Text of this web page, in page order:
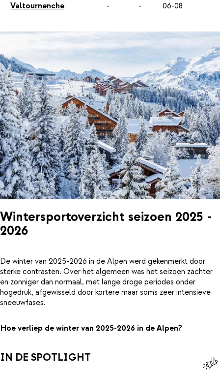
Valtournenche
- - 06-08
Wintersportoverzicht seizoen 2025 -
2026
De winter van 2025-2026 in de Alpen werd gekenmerkt door
sterke contrasten. Over het algemeen was het seizoen zachter
en zonniger dan normaal, met lange droge periodes onder
hogedruk, afgewisseld door kortere maar soms zeer intensieve
sneeuwfases.
Hoe verliep de winter van 2025-2026 in de Alpen?
IN DE SPOTLIGHT